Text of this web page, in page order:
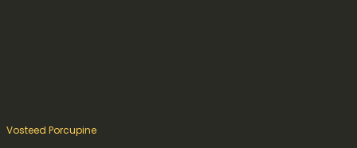
Vosteed Porcupine